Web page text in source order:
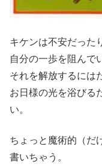
キケンは不安だった
自分の一歩を阻んで
それを解放するには
お日様の光を浴びる
い。
ちょっと魔術的（だ
書いちゃう。